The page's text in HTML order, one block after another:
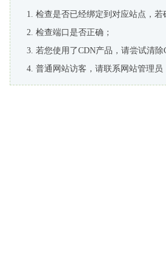
检查是否已经绑定到对应站点，
检查端口是否正确；
若您使用了CDN产品，请尝试清除
普通网站访客，请联系网站管理员